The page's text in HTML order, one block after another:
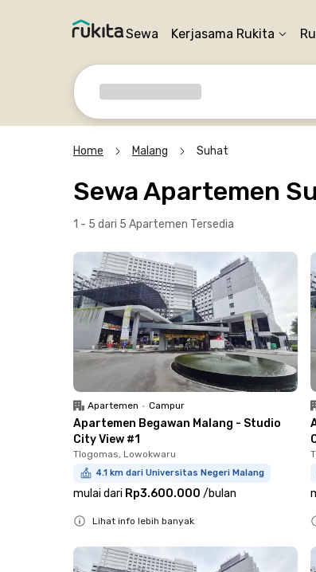
Sewa Kerjasama Rukita
Home Malang Suhat
Sewa Apartemen
1 - 5 dari 5 Apartemen Tersedia
Apartemen • Campur
Apartemen Begawan Malang - Studio
City View #1
Tlogomas, Lowokwaru
4.1 km dari Universitas Negeri Malang
mulai dari Rp3.600.000 /bulan
Lihat info lebih banyak